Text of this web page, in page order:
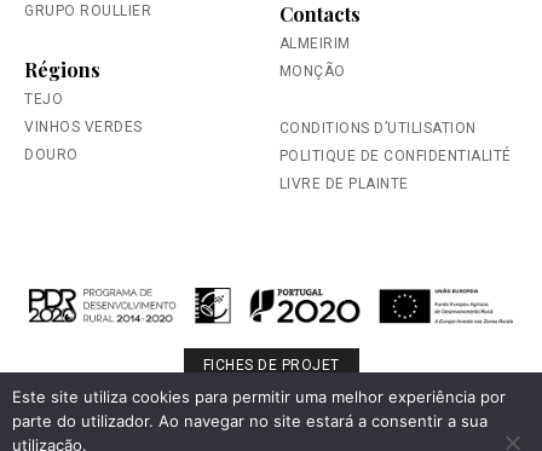
GRUPO ROULLIER
Régions
TEJO
VINHOS VERDES
DOURO
Contacts
ALMEIRIM
MONÇÃO
CONDITIONS D’UTILISATION
POLITIQUE DE CONFIDENTIALITÉ
LIVRE DE PLAINTE
FICHES DE PROJET
Este site utiliza cookies para permitir uma melhor experiência por
parte do utilizador. Ao navegar no site estará a consentir a sua
utilização.